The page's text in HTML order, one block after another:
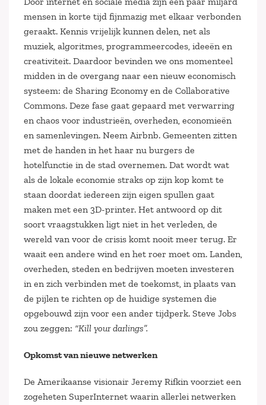
mensen in korte tijd fijnmazig met elkaar verbonden
geraakt. Kennis vrijelijk kunnen delen, net als
muziek, algoritmes, programmeercodes, ideeën en
creativiteit. Daardoor bevinden we ons momenteel
midden in de overgang naar een nieuw economisch
systeem: de Sharing Economy en de Collaborative
Commons. Deze fase gaat gepaard met verwarring
en chaos voor industrieën, overheden, economieën
en samenlevingen. Neem Airbnb. Gemeenten zitten
met de handen in het haar nu burgers de
hotelfunctie in de stad overnemen. Dat wordt wat
als de lokale economie straks op zijn kop komt te
staan doordat iedereen zijn eigen spullen gaat
maken met een 3D-printer. Het antwoord op dit
soort vraagstukken ligt niet in het verleden, de
wereld van voor de crisis komt nooit meer terug. Er
waait een andere wind en het roer moet om. Landen,
overheden, steden en bedrijven moeten investeren
in en zich verbinden met de toekomst, in plaats van
de pijlen te richten op de huidige systemen die
opgebouwd zijn voor een ander tijdperk. Steve Jobs
zou zeggen: “Kill your darlings”.
Opkomst van nieuwe netwerken
De Amerikaanse visionair Jeremy Rifkin voorziet een
zogeheten SuperInternet waarin allerlei netwerken